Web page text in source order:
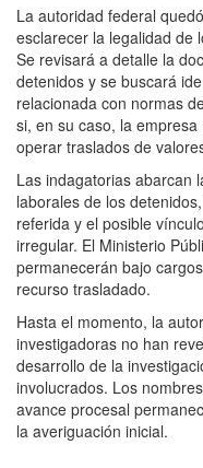
La autoridad federal
esclarecer la legalidad de
Se revisará a detalle la
detenidos y se buscará
relacionada con normas
si, en su caso, la
operar traslados de
Las indagatorias abarcan
laborales de los
referida y el posible
irregular. El Ministerio
permanecerán bajo
recurso trasladado.
Hasta el momento, la
investigadoras no han
desarrollo de la
involucrados. Los
avance procesal
la averiguación inicial.